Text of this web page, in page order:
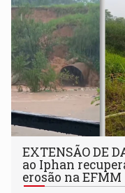
EXTENSÃO DE
ao Iphan
erosão na EFMM